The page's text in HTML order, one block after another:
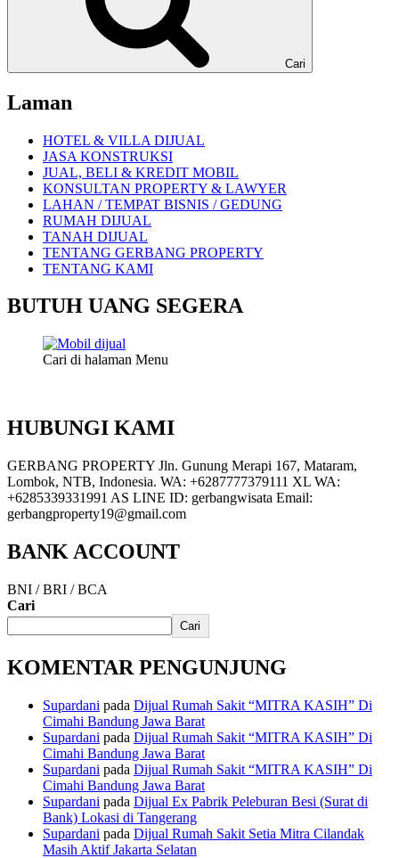
Cari
Laman
HOTEL & VILLA DIJUAL
JASA KONSTRUKSI
JUAL, BELI & KREDIT MOBIL
KONSULTAN PROPERTY & LAWYER
LAHAN / TEMPAT BISNIS / GEDUNG
RUMAH DIJUAL
TANAH DIJUAL
TENTANG GERBANG PROPERTY
TENTANG KAMI
BUTUH UANG SEGERA
Cari di halaman Menu
HUBUNGI KAMI
GERBANG PROPERTY Jln. Gunung Merapi 167, Mataram,
Lombok, NTB, Indonesia. WA: +6287777379111 XL WA:
+6285339331991 AS LINE ID: gerbangwisata Email:
gerbangproperty19@gmail.com
BANK ACCOUNT
BNI / BRI / BCA
Cari
Cari
KOMENTAR PENGUNJUNG
Supardani pada Dijual Rumah Sakit “MITRA KASIH” Di
Cimahi Bandung Jawa Barat
Supardani pada Dijual Rumah Sakit “MITRA KASIH” Di
Cimahi Bandung Jawa Barat
Supardani pada Dijual Rumah Sakit “MITRA KASIH” Di
Cimahi Bandung Jawa Barat
Supardani pada Dijual Ex Pabrik Peleburan Besi (Surat di
Bank) Lokasi di Tangerang
Supardani pada Dijual Rumah Sakit Setia Mitra Cilandak
Masih Aktif Jakarta Selatan